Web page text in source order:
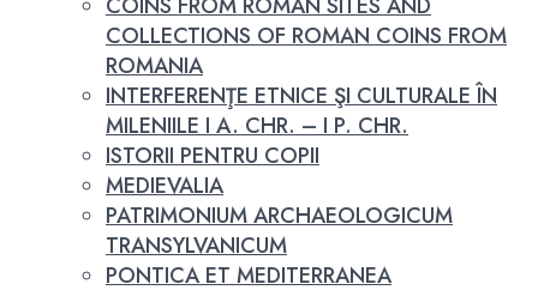
COLLECTIONS OF ROMAN COINS FROM
ROMANIA
INTERFERENŢE ETNICE ŞI CULTURALE ÎN
MILENIILE I A. CHR. – I P. CHR.
ISTORII PENTRU COPII
MEDIEVALIA
PATRIMONIUM ARCHAEOLOGICUM
TRANSYLVANICUM
PONTICA ET MEDITERRANEA